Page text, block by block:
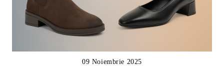
09 Noiembrie 2025